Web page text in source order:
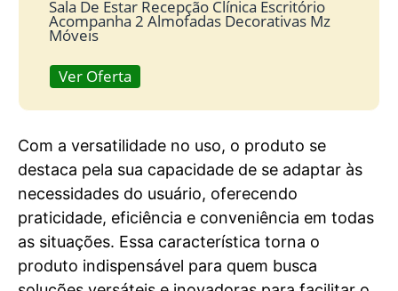
Sala De Estar Recepção Clínica Escritório
Acompanha 2 Almofadas Decorativas Mz
Móveis
Ver Oferta
Com a versatilidade no uso, o produto se
destaca pela sua capacidade de se adaptar às
necessidades do usuário, oferecendo
praticidade, eficiência e conveniência em todas
as situações. Essa característica torna o
produto indispensável para quem busca